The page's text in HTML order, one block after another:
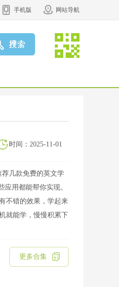
手机版 网站导航
时间：2025-11-01
几款免费的英文学
用都能帮你实现。
不错的效果，学起来
就能学，慢慢积累下
更多合集